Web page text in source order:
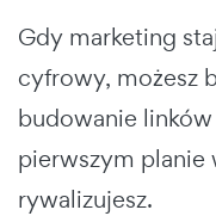
Gdy marketing
cyfrowy, możesz
budowanie
pierwszym
rywalizujesz.